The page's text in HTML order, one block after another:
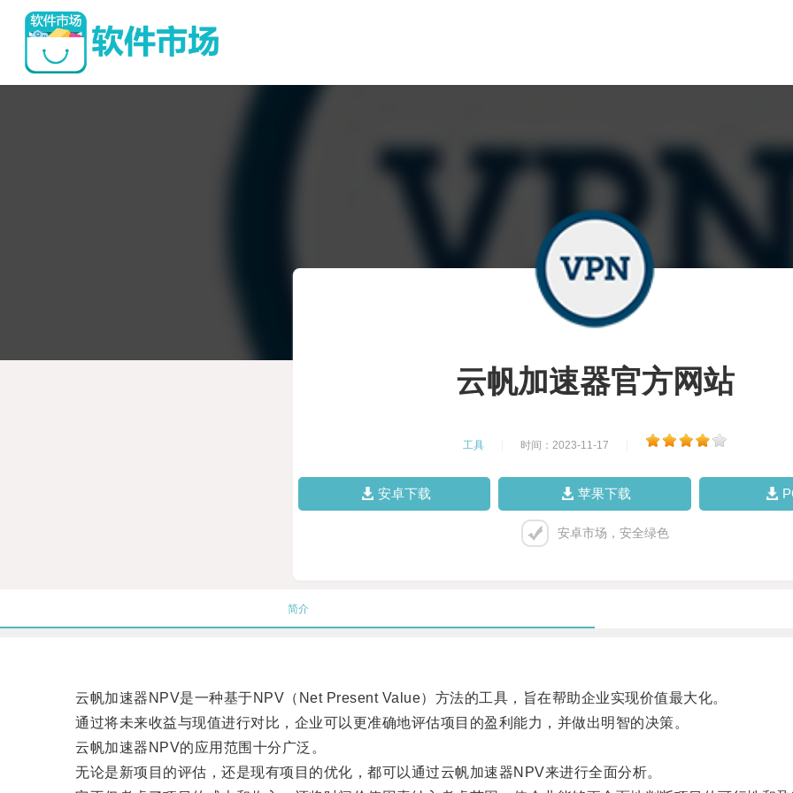
云帆加速器官方网站
工具 时间：2023-11-17
安卓下载 苹果下载
安卓市场，安全绿色
简介
云帆加速器NPV是一种基于NPV（Net Present Value）方法的工具，旨在帮助企业实现价值最大化。
通过将未来收益与现值进行对比，企业可以更准确地评估项目的盈利能力，并做出明智的决策。
云帆加速器NPV的应用范围十分广泛。
无论是新项目的评估，还是现有项目的优化，都可以通过云帆加速器NPV来进行全面分析。